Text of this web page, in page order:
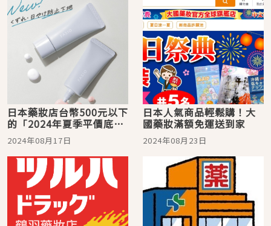
日本藥妝店台幣500元以下
的「2024年夏季平價底
妝」5選，小資更要聰明
花！
2024年08月17日
日本人氣商品輕鬆購！大
國藥妝滿額免運送到家
2024年08月23日